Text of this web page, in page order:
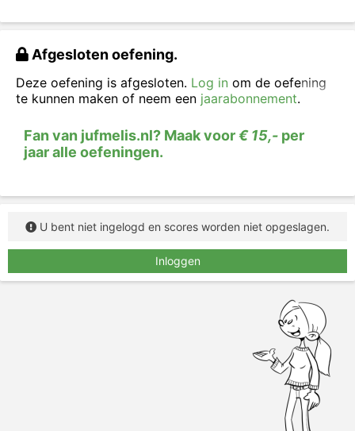
oefeningen over de werkwoordspelling.
Vul de juiste vorm van het werkwoord in.
Afgesloten oefening.
Deze oefening is afgesloten. Log in om de oefening
te kunnen maken of neem een jaarabonnement.
Fan van jufmelis.nl? Maak voor€ 15,- per
jaar alle oefeningen.
U bent niet ingelogd en scores worden niet opgeslagen.
Inloggen